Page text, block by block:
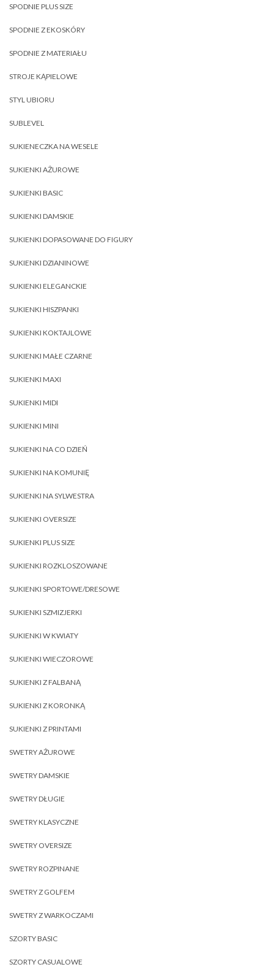
SPODNIE PLUS SIZE
SPODNIE Z EKOSKÓRY
SPODNIE Z MATERIAŁU
STROJE KĄPIELOWE
STYL UBIORU
SUBLEVEL
SUKIENECZKA NA WESELE
SUKIENKI AŻUROWE
SUKIENKI BASIC
SUKIENKI DAMSKIE
SUKIENKI DOPASOWANE DO FIGURY
SUKIENKI DZIANINOWE
SUKIENKI ELEGANCKIE
SUKIENKI HISZPANKI
SUKIENKI KOKTAJLOWE
SUKIENKI MAŁE CZARNE
SUKIENKI MAXI
SUKIENKI MIDI
SUKIENKI MINI
SUKIENKI NA CO DZIEŃ
SUKIENKI NA KOMUNIĘ
SUKIENKI NA SYLWESTRA
SUKIENKI OVERSIZE
SUKIENKI PLUS SIZE
SUKIENKI ROZKLOSZOWANE
SUKIENKI SPORTOWE/DRESOWE
SUKIENKI SZMIZJERKI
SUKIENKI W KWIATY
SUKIENKI WIECZOROWE
SUKIENKI Z FALBANĄ
SUKIENKI Z KORONKĄ
SUKIENKI Z PRINTAMI
SWETRY AŻUROWE
SWETRY DAMSKIE
SWETRY DŁUGIE
SWETRY KLASYCZNE
SWETRY OVERSIZE
SWETRY ROZPINANE
SWETRY Z GOLFEM
SWETRY Z WARKOCZAMI
SZORTY BASIC
SZORTY CASUALOWE